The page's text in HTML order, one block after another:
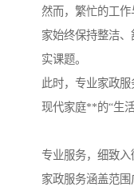
然而，繁忙的工
家始终保持整洁
实课题。
此时，专业家政
现代家庭**的“生活
专业服务，细致入
家政服务涵盖范围